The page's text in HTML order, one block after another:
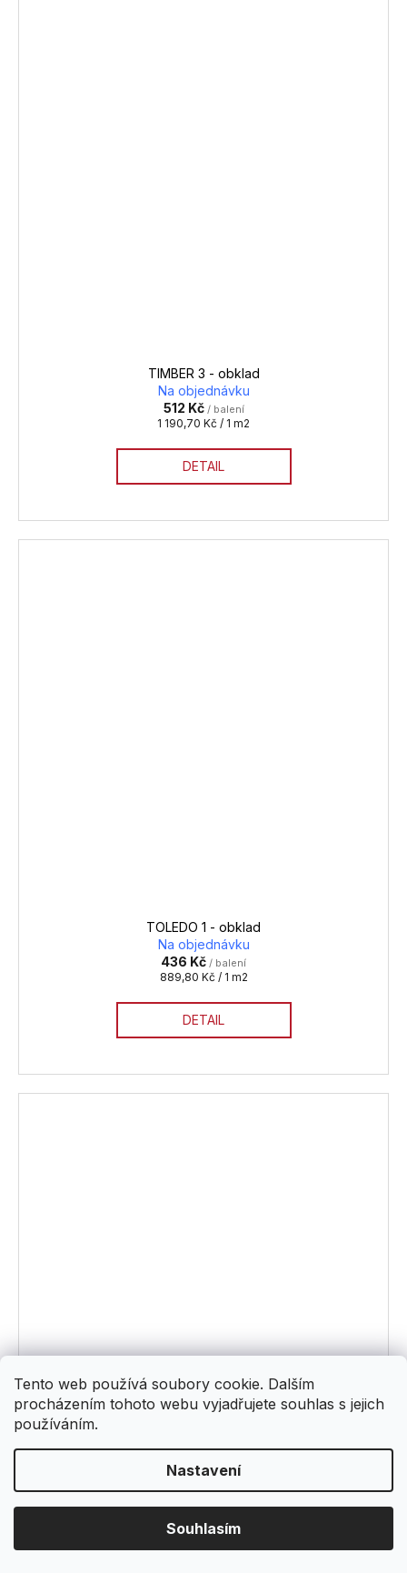
Tento web používá soubory cookie. Dalším
procházením tohoto webu vyjadřujete souhlas s jejich
používáním.
Nastavení
Souhlasím
TIMBER 3 - obklad
Na objednávku
512 Kč / balení
Měrná
1 190,70 Kč / 1 m2
DETAIL
TOLEDO 1 - obklad
Na objednávku
436 Kč / balení
Měrná
889,80 Kč / 1 m2
DETAIL
TOLEDO 2 - obklad
Měrná
889,80 Kč / 1 m2